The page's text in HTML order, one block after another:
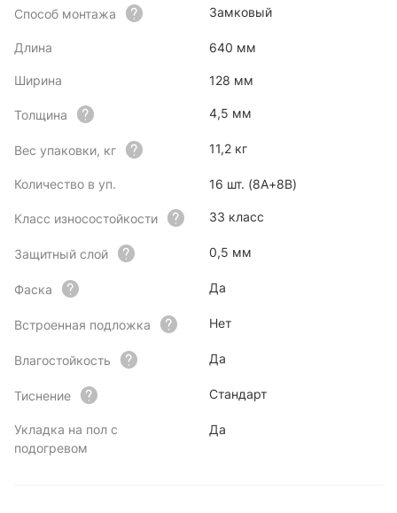
Способ монтажа Замковый
Длина 640 мм
Ширина 128 мм
Толщина 4,5 мм
Вес упаковки, кг 11,2 кг
Количество в уп. 16 шт. (8А+8В)
Класс износостойкости 33 класс
Защитный слой 0,5 мм
Фаска Да
Встроенная подложка Нет
Влагостойкость Да
Тиснение Стандарт
Укладка на пол с
подогревом
Да